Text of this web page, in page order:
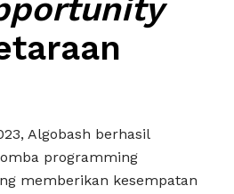
Algobash berhasil
programming
memberikan kesempatan